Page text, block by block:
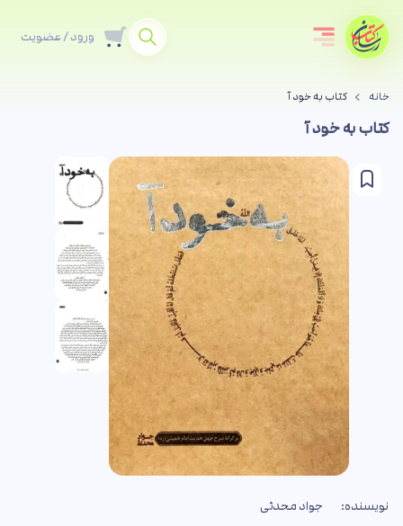
ورود / عضویت
خانه کتاب به خود آ
کتاب به خود آ
نویسنده:
جواد محدثی